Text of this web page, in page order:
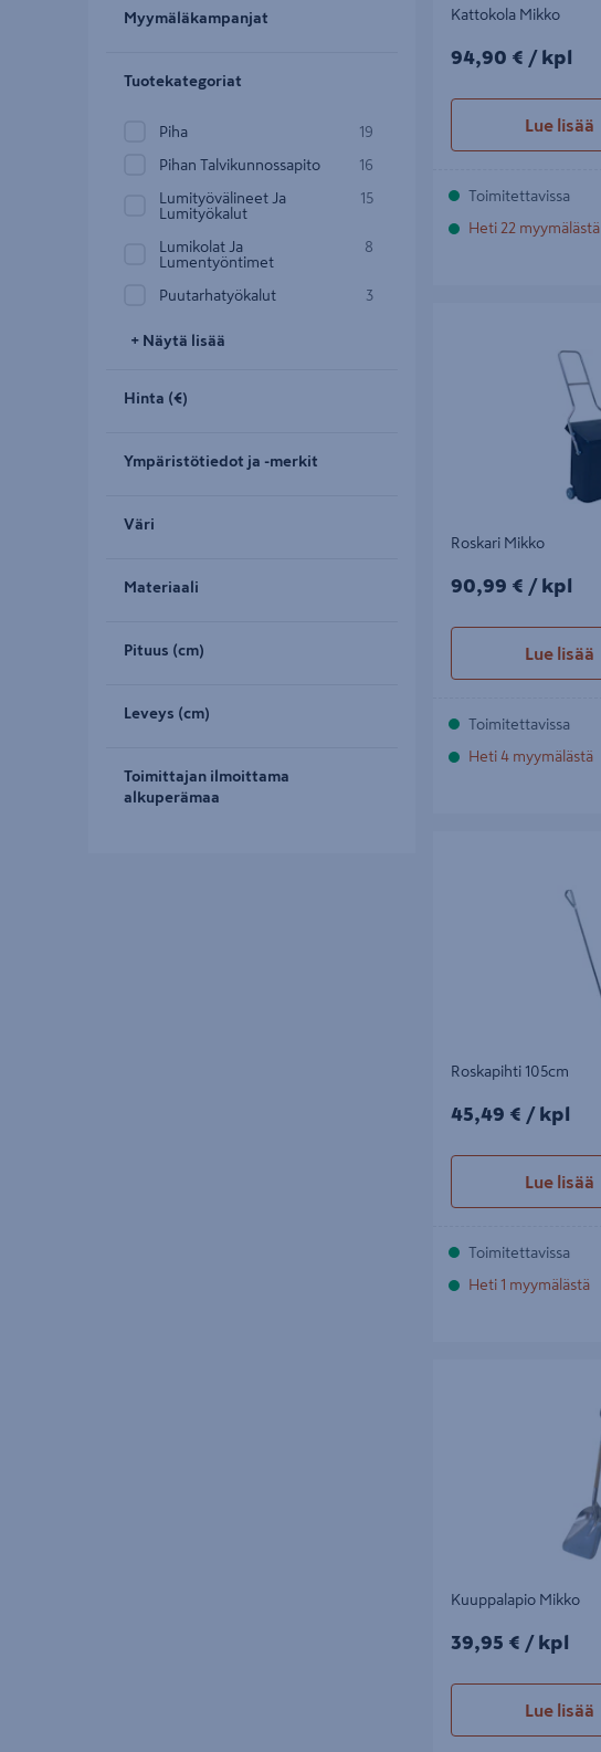
Myymäläkampanjat
Tuotekategoriat
Piha 19
Pihan Talvikunnossapito 16
Lumityövälineet Ja
Lumityökalut
15
Lumikolat Ja
Lumentyöntimet
8
Puutarhatyökalut 3
+ Näytä lisää
Hinta (€)
Ympäristötiedot ja -merkit
Väri
Materiaali
Pituus (cm)
Leveys (cm)
Toimittajan ilmoittama
alkuperämaa
Kattokola Mikko
94,90€/kpl
94,90 € / kpl
Lue lisää
Toimitettavissa
Heti 22 myymälästä
Roskari Mikko
90,99€/kpl
90,99 € / kpl
Lue lisää
Toimitettavissa
Heti 4 myymälästä
Roskapihti 105cm
45,49€/kpl
45,49 € / kpl
Lue lisää
Toimitettavissa
Heti 1 myymälästä
Kuuppalapio Mikko
39,95€/kpl
39,95 € / kpl
Lue lisää